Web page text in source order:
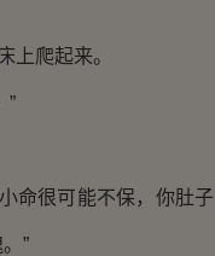
爬起来。
”
命很可能不保，你肚子
”